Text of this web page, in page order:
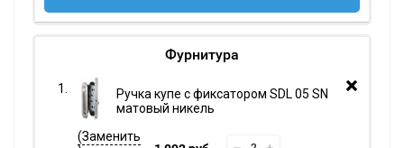
Фурнитура
Ручка купе с фиксатором SDL 05 SN
матовый никель